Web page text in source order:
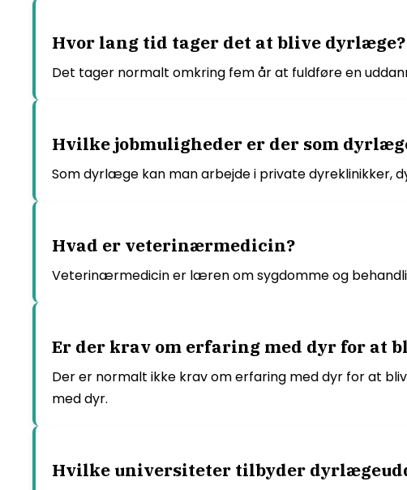
Hvor lang tid tager det at blive dyrlæge?
Det tager normalt omkring fem år at fuldføre en
Hvilke jobmuligheder er der som
Som dyrlæge kan man arbejde i private dyreklinikker,
Hvad er veterinærmedicin?
Veterinærmedicin er læren om sygdomme og
Er der krav om erfaring med dyr for at
Der er normalt ikke krav om erfaring med dyr for at
med dyr.
Hvilke universiteter tilbyder